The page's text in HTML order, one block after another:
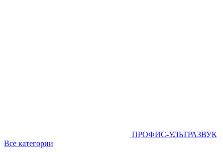
ПРОФИС-УЛЬТРАЗВУК
Все категории